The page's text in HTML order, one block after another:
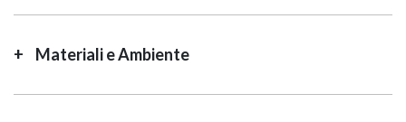
Materiali e Ambiente